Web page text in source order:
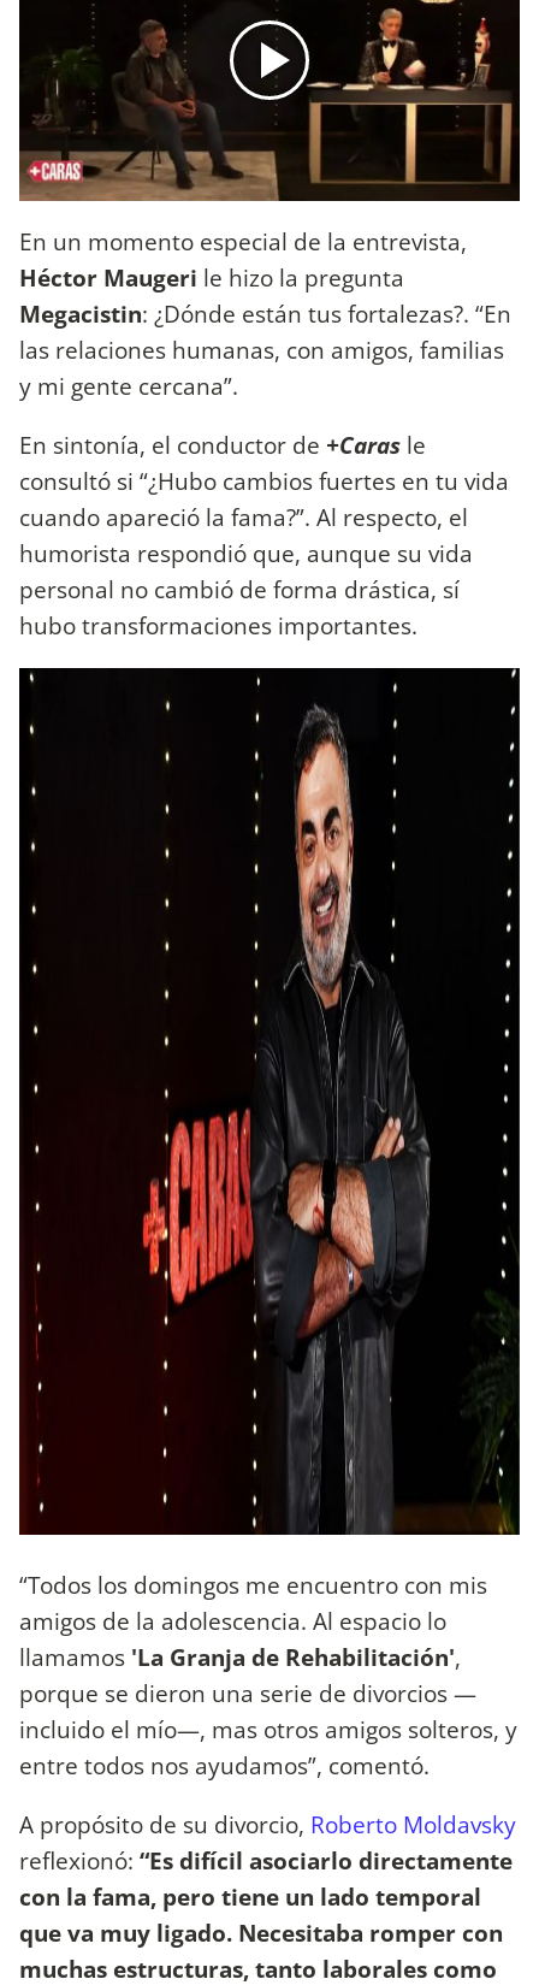
En un momento especial de la entrevista,
Héctor Maugeri le hizo la pregunta
Megacistin: ¿Dónde están tus fortalezas?. “En
las relaciones humanas, con amigos, familias
y mi gente cercana”.
En sintonía, el conductor de +Caras le
consultó si “¿Hubo cambios fuertes en tu vida
cuando apareció la fama?”. Al respecto, el
humorista respondió que, aunque su vida
personal no cambió de forma drástica, sí
hubo transformaciones importantes.
“Todos los domingos me encuentro con mis
amigos de la adolescencia. Al espacio lo
llamamos 'La Granja de Rehabilitación',
porque se dieron una serie de divorcios —
incluido el mío—, mas otros amigos solteros, y
entre todos nos ayudamos”, comentó.
A propósito de su divorcio, Roberto Moldavsky
reflexionó: “Es difícil asociarlo directamente
con la fama, pero tiene un lado temporal
que va muy ligado. Necesitaba romper con
muchas estructuras, tanto laborales como